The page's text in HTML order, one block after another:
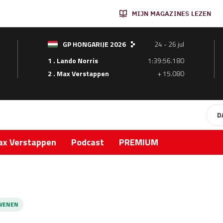
MIJN MAGAZINES LEZEN
GP HONGARIJE 2026
24 - 26 jul
1 . Lando Norris
1:39:56.180
2 . Max Verstappen
+ 15.080
Verstappen Podcast PREMIUM